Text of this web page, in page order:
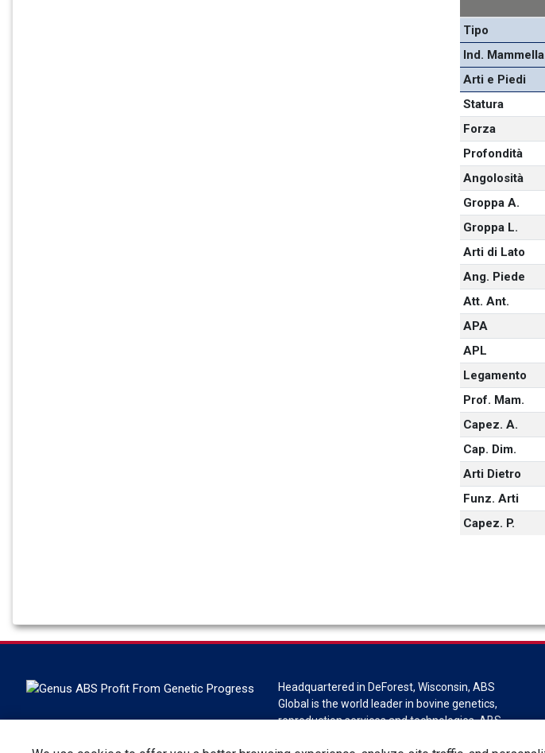
Tipo
Ind. Mammella
Arti e Piedi
Statura
Forza
Profondità
Angolosità
Groppa A.
Groppa L.
Arti di Lato
Ang. Piede
Att. Ant.
APA
APL
Legamento
Prof. Mam.
Capez. A.
Cap. Dim.
Arti Dietro
Funz. Arti
Capez. P.
Headquartered in DeForest, Wisconsin, ABS
Global is the world leader in bovine genetics,
reproduction services and technologies. ABS